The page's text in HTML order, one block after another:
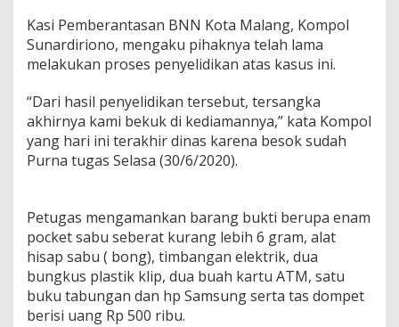
k
a
p
N
N
D
i
t
a
r
a
i
J
a
d
Kasi Pemberantasan BNN Kota Malang, Kompol
Sunardiriono, mengaku pihaknya telah lama
melakukan proses penyelidikan atas kasus ini.
“Dari hasil penyelidikan tersebut, tersangka
akhirnya kami bekuk di kediamannya,” kata Kompol
yang hari ini terakhir dinas karena besok sudah
Purna tugas Selasa (30/6/2020).
Petugas mengamankan barang bukti berupa enam
pocket sabu seberat kurang lebih 6 gram, alat
hisap sabu ( bong), timbangan elektrik, dua
bungkus plastik klip, dua buah kartu ATM, satu
buku tabungan dan hp Samsung serta tas dompet
berisi uang Rp 500 ribu.